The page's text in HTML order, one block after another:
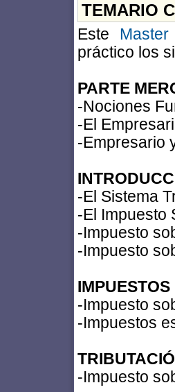
TEMARIO
Este Master
práctico los
PARTE
-Nociones
-El
-Empresario
-El Sistema
-El Impuesto
-Impuesto
-Impuesto
-Impuesto
-Impuestos
-Impuesto